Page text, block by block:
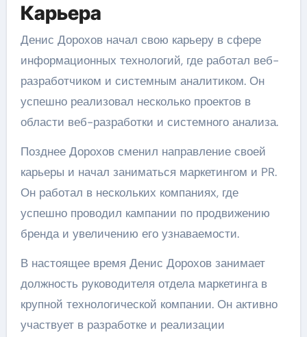
Карьера
Денис Дорохов начал свою карьеру в сфере
информационных технологий, где работал веб-
разработчиком и системным аналитиком. Он
успешно реализовал несколько проектов в
области веб-разработки и системного анализа.
Позднее Дорохов сменил направление своей
карьеры и начал заниматься маркетингом и PR.
Он работал в нескольких компаниях, где
успешно проводил кампании по продвижению
бренда и увеличению его узнаваемости.
В настоящее время Денис Дорохов занимает
должность руководителя отдела маркетинга в
крупной технологической компании. Он активно
участвует в разработке и реализации